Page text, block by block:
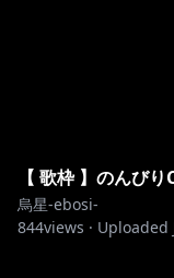
【 歌枠 】のんび
烏星-ebosi-
844views · Uploaded